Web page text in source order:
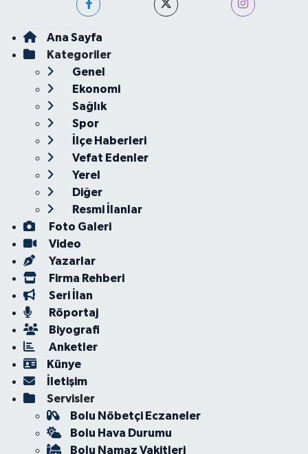
Ana Sayfa
Kategoriler
Genel
Ekonomi
Sağlık
Spor
İlçe Haberleri
Vefat Edenler
Yerel
Diğer
Resmi İlanlar
Foto Galeri
Video
Yazarlar
Firma Rehberi
Seri İlan
Röportaj
Biyografi
Anketler
Künye
İletişim
Servisler
Bolu Nöbetçi Eczaneler
Bolu Hava Durumu
Bolu Namaz Vakitleri